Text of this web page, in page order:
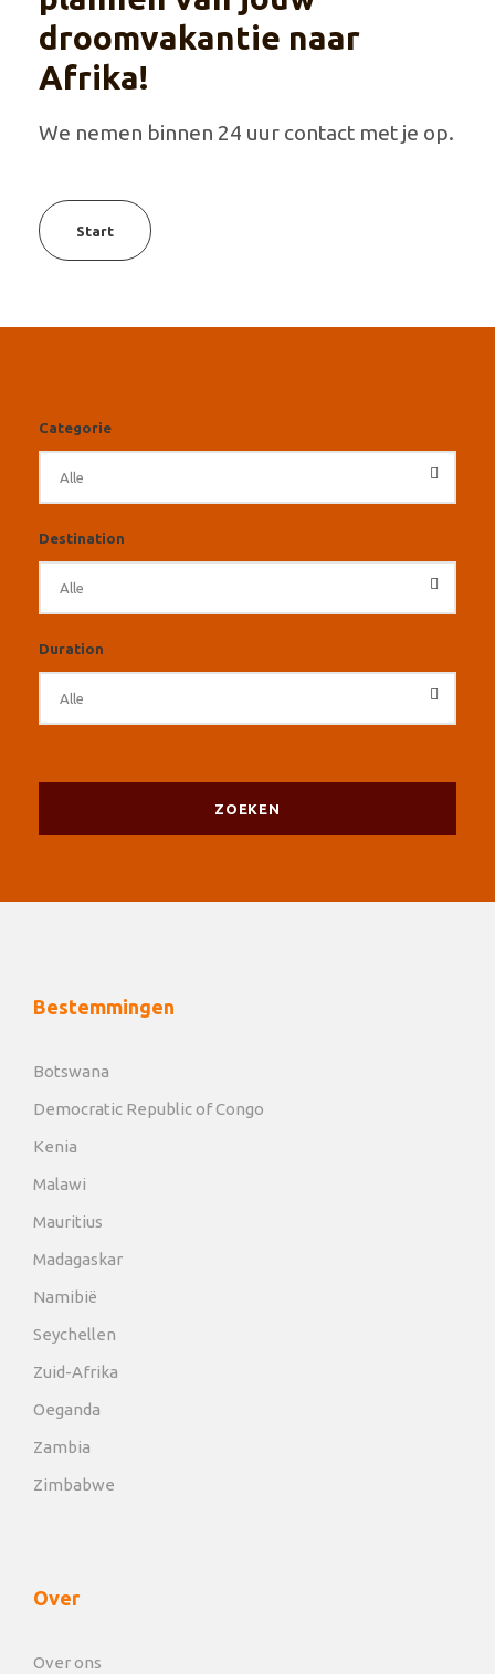
droomvakantie naar
Afrika!
We nemen binnen 24 uur contact met je op.
Start
Categorie
Destination
Duration
Bestemmingen
Botswana
Democratic Republic of Congo
Kenia
Malawi
Mauritius
Madagaskar
Namibië
Seychellen
Zuid-Afrika
Oeganda
Zambia
Zimbabwe
Over
Over ons